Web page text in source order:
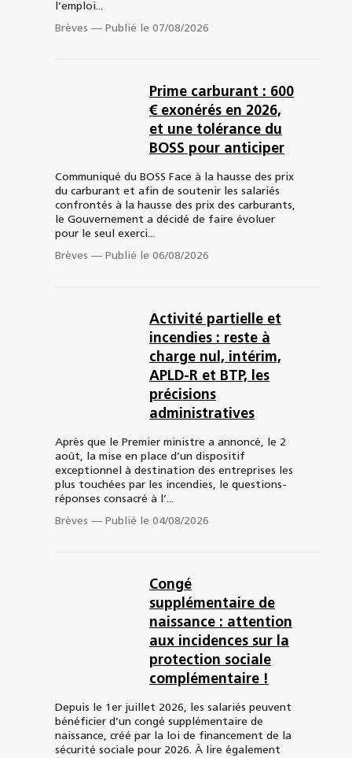
l’emploi...
Brèves — Publié le 07/08/2026
Prime carburant : 600
€ exonérés en 2026,
et une tolérance du
BOSS pour anticiper
Communiqué du BOSS Face à la hausse des prix
du carburant et afin de soutenir les salariés
confrontés à la hausse des prix des carburants,
le Gouvernement a décidé de faire évoluer
pour le seul exerci...
Brèves — Publié le 06/08/2026
Activité partielle et
incendies : reste à
charge nul, intérim,
APLD-R et BTP, les
précisions
administratives
Après que le Premier ministre a annoncé, le 2
août, la mise en place d’un dispositif
exceptionnel à destination des entreprises les
plus touchées par les incendies, le questions-
réponses consacré à l’...
Brèves — Publié le 04/08/2026
Congé
supplémentaire de
naissance : attention
aux incidences sur la
protection sociale
complémentaire !
Depuis le 1er juillet 2026, les salariés peuvent
bénéficier d’un congé supplémentaire de
naissance, créé par la loi de financement de la
sécurité sociale pour 2026. À lire également